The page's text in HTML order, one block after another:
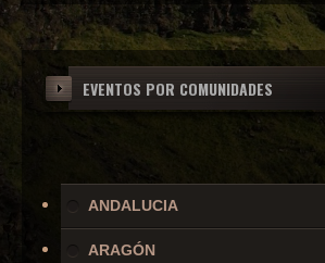
EVENTOS POR COMUNIDADES
ANDALUCIA
ARAGÓN